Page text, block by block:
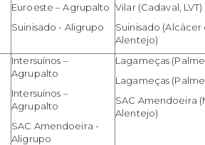
Euroeste – Agrupalto
Suinisado - Aligrupo
Vilar (Cadaval, LVT)
Suinisado (Alcácer
Alentejo)
Intersuínos –
Agrupalto
Intersuínos –
Agrupalto
SAC Amendoeira -
Aligrupo
Lagameças
Lagameças
SAC Amendoeira
Alentejo)